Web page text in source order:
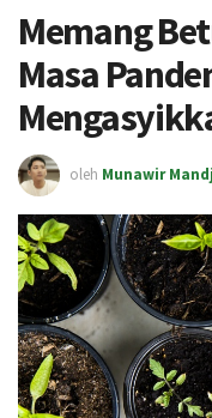
Memang
Masa
oleh Munawir